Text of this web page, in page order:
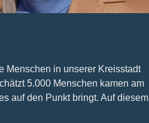
Menschen in unserer Kreisstadt
5.000 Menschen kamen am
auf den Punkt bringt. Auf diesem